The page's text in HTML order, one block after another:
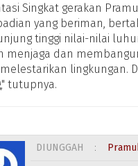
Singkat gerakan
yang beriman,
tinggi nilai-nilai
menjaga dan
lingkungan.
tutupnya.
DIUNGGAH :